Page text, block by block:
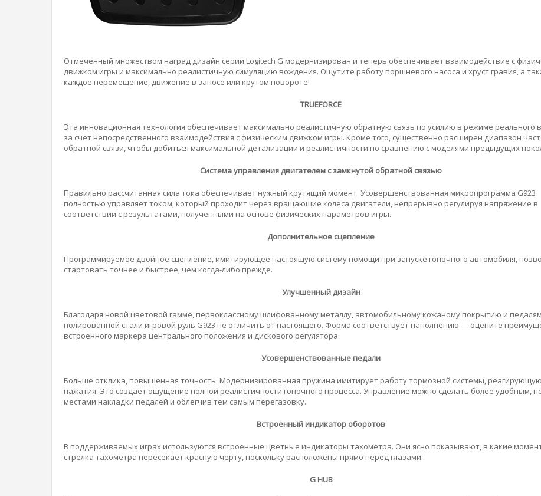
Отмеченный множеством наград дизайн серии Logitech G модернизирован и теперь обеспечивает взаимодействие с
движком игры и максимально реалистичную симуляцию вождения. Ощутите работу поршневого насоса и хруст гравия, а
каждое перемещение, движение в заносе или крутом повороте!
TRUEFORCE
Эта инновационная технология обеспечивает максимально реалистичную обратную связь по усилию в режиме реального
за счет непосредственного взаимодействия с физическим движком игры. Кроме того, существенно расширен диапазон
обратной связи, чтобы добиться максимальной детализации и реалистичности по сравнению с моделями предыдущих
Система управления двигателем с замкнутой обратной связью
Правильно рассчитанная сила тока обеспечивает нужный крутящий момент. Усовершенствованная микропрограмма G923
полностью управляет током, который проходит через вращающие колеса двигатели, непрерывно регулируя напряжение в
соответствии с результатами, полученными на основе физических параметров игры.
Дополнительное сцепление
Программируемое двойное сцепление, имитирующее настоящую систему помощи при запуске гоночного автомобиля,
стартовать точнее и быстрее, чем когда-либо прежде.
Улучшенный дизайн
Благодаря новой цветовой гамме, первоклассному шлифованному металлу, автомобильному кожаному покрытию и
полированной стали игровой руль G923 не отличить от настоящего. Форма соответствует наполнению — оцените
встроенного маркера центрального положения и дискового регулятора.
Усовершенствованные педали
Больше отклика, повышенная точность. Модернизированная пружина имитирует работу тормозной системы,
нажатия. Это создает ощущение полной реалистичности гоночного процесса. Управление можно сделать более удобным,
местами накладки педалей и облегчив тем самым перегазовку.
Встроенный индикатор оборотов
В поддерживаемых играх используются встроенные цветные индикаторы тахометра. Они ясно показывают, в какие
стрелка тахометра пересекает красную черту, поскольку расположены прямо перед глазами.
G HUB